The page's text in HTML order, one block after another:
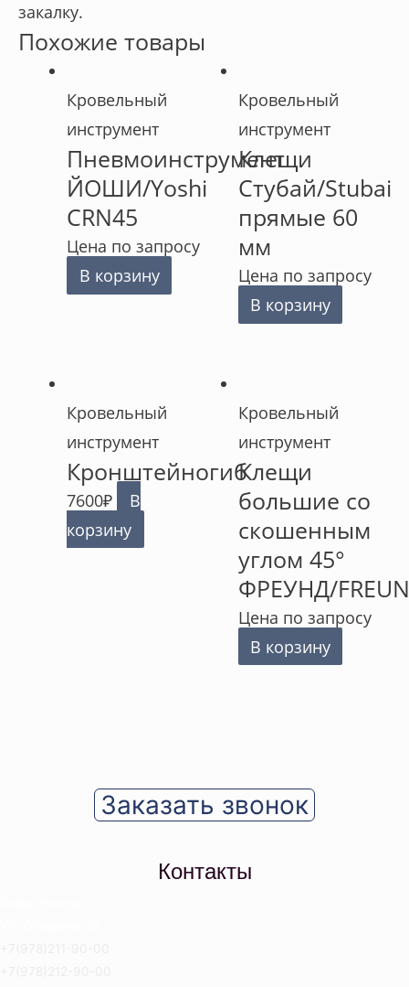
закалку.
Похожие товары
Кровельный
инструмент
Пневмоинструмент
ЙОШИ/Yoshi
CRN45
Цена по запросу
В корзину
Кровельный
инструмент
Клещи
Стубай/Stubai
прямые 60
мм
Цена по запросу
В корзину
Кровельный
инструмент
Кронштейногиб
7600₽
В
корзину
Кровельный
инструмент
Клещи
большие со
скошенным
углом 45°
ФРЕУНД/
Цена по запросу
В корзину
Заказать звонок
Контакты